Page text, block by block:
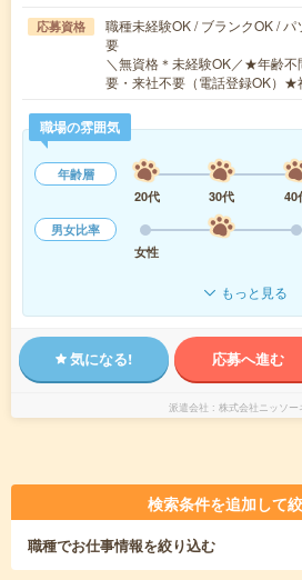
応募資格
職種未経験OK / ブランクOK /
要
＼無資格＊未経験OK／★年齢
要・来社不要（電話登録OK）
職場の雰囲気
年齢層
20代
30代 40
男女比率
女性
もっと見る
気になる! 応募へ進む
派遣会社 株式会社ニッソー
検索条件を追加して
職種でお仕事情報を絞り込む